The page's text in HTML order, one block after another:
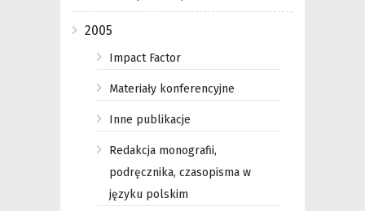
2005
Impact Factor
Materiały konferencyjne
Inne publikacje
Redakcja monografii,
podręcznika, czasopisma w
języku polskim